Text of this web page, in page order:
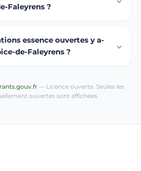
Faleyrens ?
essence ouvertes y a-
de-Faleyrens ?
— Licence ouverte. Seules les
ouvertes sont affichées.